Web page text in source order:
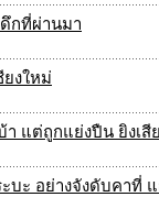
กที่ผ่านมา
งใหม่
า แต่ถูกแย่งปืน ยิงเ
ะ อย่างจังดับคาที่